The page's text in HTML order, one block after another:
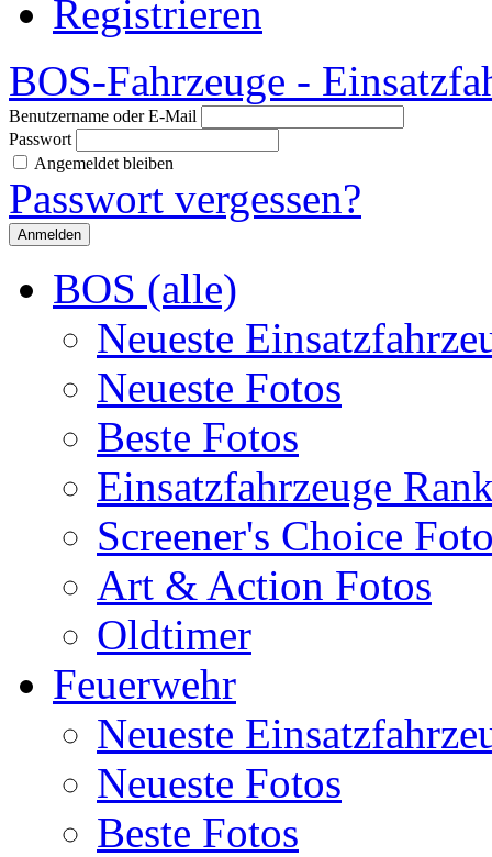
Registrieren
BOS-Fahrzeuge -
Benutzername oder E-Mail
Passwort
Angemeldet bleiben
Passwort vergessen?
BOS (alle)
Neueste
Neueste Fotos
Beste Fotos
Einsatzfahrzeuge
Screener's Choice
Art & Action Fotos
Oldtimer
Feuerwehr
Neueste
Neueste Fotos
Beste Fotos